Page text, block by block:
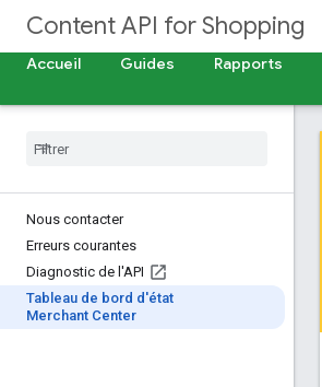
Content API for Shopping
Accueil
Guides Rapports
Nous contacter
Erreurs courantes
Diagnostic de l'API
Tableau de bord d'état
Merchant Center